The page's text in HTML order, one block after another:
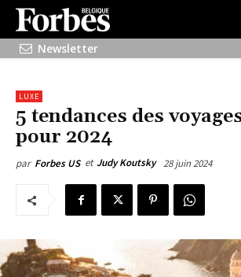
Newsletter
LUXE
5 tendances des
pour 2024
par Forbes US et Judy Koutsky 28 juin 2024